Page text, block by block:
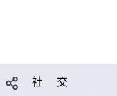
社 交